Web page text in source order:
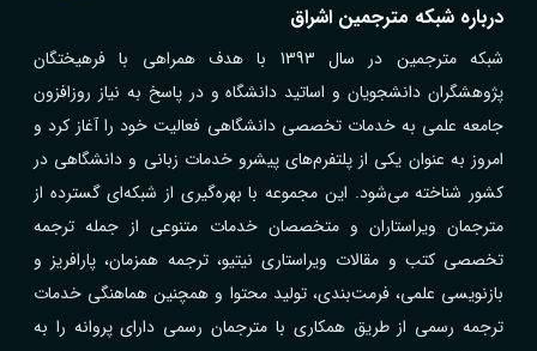
درباره شبکه مترجمین اشراق
شبکه مترجمین در سال 1393 با هدف همراهی با فرهیختگان
پژوهشگران دانشجویان و اساتید دانشگاه و در پاسخ به نیاز روزافزون
جامعه علمی به خدمات تخصصی دانشگاهی فعالیت خود را آغاز کرد و
امروز به عنوان یکی از پلتفرم‌های پیشرو خدمات زبانی و دانشگاهی در
کشور شناخته می‌شود. این مجموعه با بهره‌گیری از شبکه‌ای گسترده از
مترجمان ویراستاران و متخصصان خدمات متنوعی از جمله ترجمه
تخصصی کتب و مقالات ویراستاری نیتیو، ترجمه همزمان، پارافریز و
بازنویسی علمی، فرمت‌بندی، تولید محتوا و همچنین هماهنگی خدمات
ترجمه رسمی از طریق همکاری با مترجمان رسمی دارای پروانه را به